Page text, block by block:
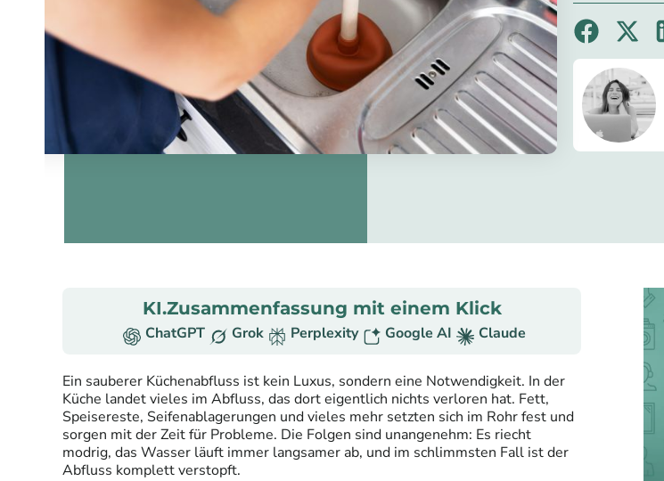
KI.Zusammenfassung mit einem Klick
ChatGPT Grok Perplexity Google AI Claude
Ein sauberer Küchenabfluss ist kein Luxus, sondern eine Notwendigkeit. In der
Küche landet vieles im Abfluss, das dort eigentlich nichts verloren hat. Fett,
Speisereste, Seifenablagerungen und vieles mehr setzten sich im Rohr fest und
sorgen mit der Zeit für Probleme. Die Folgen sind unangenehm: Es riecht
modrig, das Wasser läuft immer langsamer ab, und im schlimmsten Fall ist der
Abfluss komplett verstopft.